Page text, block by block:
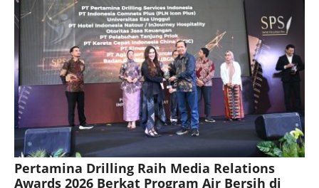
Pertamina Drilling Raih Media Relations
Awards 2026 Berkat Program Air Bersih di